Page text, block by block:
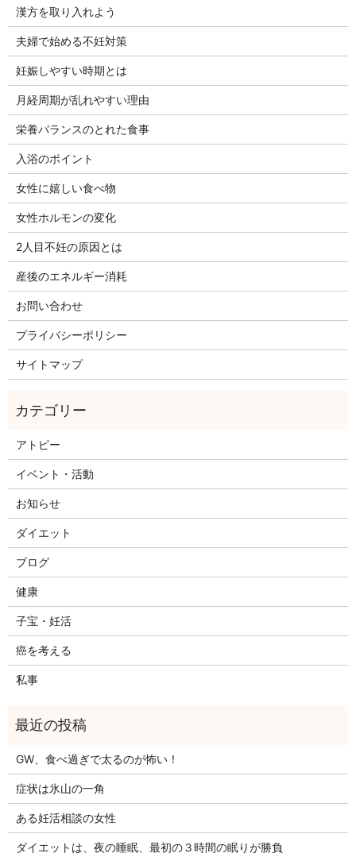
漢方を取り入れよう
夫婦で始める不妊対策
妊娠しやすい時期とは
月経周期が乱れやすい理由
栄養バランスのとれた食事
入浴のポイント
女性に嬉しい食べ物
女性ホルモンの変化
2人目不妊の原因とは
産後のエネルギー消耗
お問い合わせ
プライバシーポリシー
サイトマップ
アトピー
イベント・活動
お知らせ
ダイエット
ブログ
健康
子宝・妊活
癌を考える
私事
GW、食べ過ぎで太るのが怖い！
症状は氷山の一角
ある妊活相談の女性
ダイエットは、夜の睡眠、最初の３時間の眠りが勝負